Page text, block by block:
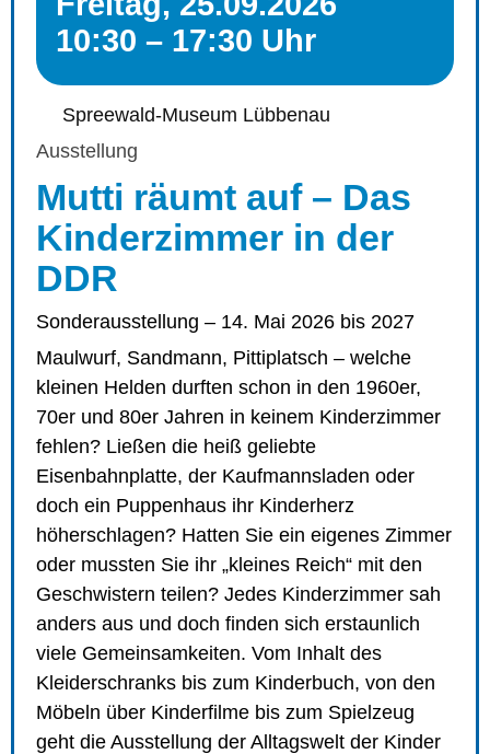
10:30 – 17:30 Uhr
Spreewald-Museum Lübbenau
Ausstellung
Mutti räumt auf – Das
Kinderzimmer in der
DDR
Sonderausstellung – 14. Mai 2026 bis 2027
Maulwurf, Sandmann, Pittiplatsch – welche
kleinen Helden durften schon in den 1960er,
70er und 80er Jahren in keinem Kinderzimmer
fehlen? Ließen die heiß geliebte
Eisenbahnplatte, der Kaufmannsladen oder
doch ein Puppenhaus ihr Kinderherz
höherschlagen? Hatten Sie ein eigenes Zimmer
oder mussten Sie ihr „kleines Reich“ mit den
Geschwistern teilen? Jedes Kinderzimmer sah
anders aus und doch finden sich erstaunlich
viele Gemeinsamkeiten. Vom Inhalt des
Kleiderschranks bis zum Kinderbuch, von den
Möbeln über Kinderfilme bis zum Spielzeug
geht die Ausstellung der Alltagswelt der Kinder